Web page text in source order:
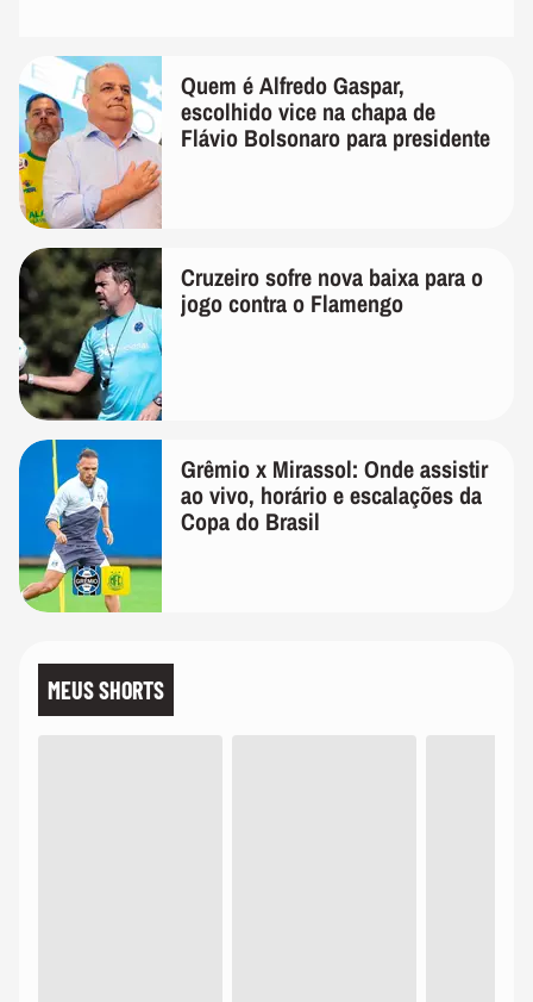
Quem é Alfredo Gaspar,
escolhido vice na chapa de
Flávio Bolsonaro para presidente
Cruzeiro sofre nova baixa para o
jogo contra o Flamengo
Grêmio x Mirassol: Onde assistir
ao vivo, horário e escalações da
Copa do Brasil
MEUS SHORTS